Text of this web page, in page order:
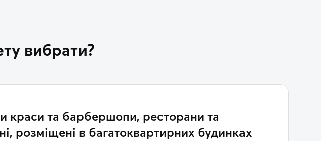
вибрати?
краси та барбершопи, ресторани та
розміщені в багатоквартирних будинках